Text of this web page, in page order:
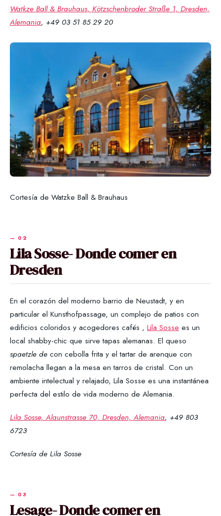
Watkze Ball & Brauhaus, Kötzschenbroder Straße 1, Dresden,
Alemania, +49 03 51 85 29 20
Cortesía de Watzke Ball & Brauhaus
Lila Sosse- Donde comer en
Dresden
En el corazón del moderno barrio de Neustadt, y en
particular el Kunsthofpassage, un complejo de patios con
edificios coloridos y acogedores cafés , Lila Sosse es un
local shabby-chic que sirve tapas alemanas. El queso
spaetzle de con cebolla frita y el tartar de arenque con
remolacha llegan a la mesa en tarros de cristal. Con un
ambiente intelectual y relajado, Lila Sosse es una instantánea
perfecta del estilo de vida moderno de Alemania.
Lila Sosse, Alaunstrasse 70, Dresden, Alemania, +49 803
6723
Cortesía de Lila Sosse
Lesage- Donde comer en